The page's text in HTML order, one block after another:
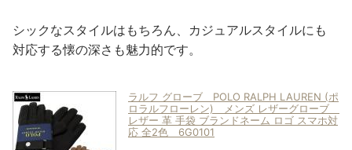
シックなスタイルはもちろん、カジュアルスタイルにも
対応する懐の深さも魅力的です。
ラルフ グローブ POLO RALPH LAUREN (ポ
ロラルフローレン) メンズ レザーグローブ
レザー 革 手袋 ブランドネーム ロゴ スマホ対
応 全2色 6G0101